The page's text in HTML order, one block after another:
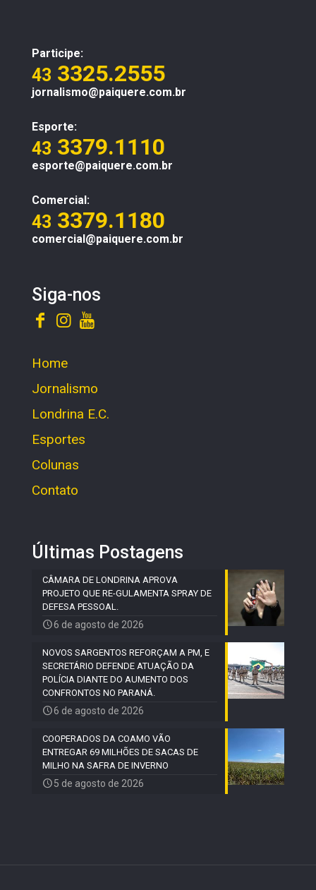
Participe:
43 3325.2555
jornalismo@paiquere.com.br
Esporte:
43 3379.1110
esporte@paiquere.com.br
Comercial:
43 3379.1180
comercial@paiquere.com.br
Siga-nos
Home
Jornalismo
Londrina E.C.
Esportes
Colunas
Contato
Últimas Postagens
CÂMARA DE LONDRINA APROVA
PROJETO QUE RE-GULAMENTA SPRAY DE
DEFESA PESSOAL.
6 de agosto de 2026
NOVOS SARGENTOS REFORÇAM A PM, E
SECRETÁRIO DEFENDE ATUAÇÃO DA
POLÍCIA DIANTE DO AUMENTO DOS
CONFRONTOS NO PARANÁ.
6 de agosto de 2026
COOPERADOS DA COAMO VÃO
ENTREGAR 69 MILHÕES DE SACAS DE
MILHO NA SAFRA DE INVERNO
5 de agosto de 2026